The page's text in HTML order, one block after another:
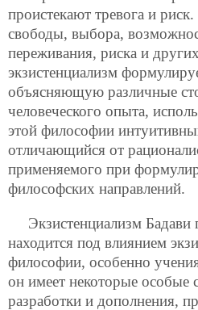
проистекают тревога и
свободы, выбора,
переживания, риска и
экзистенциализм
объясняющую различные
человеческого опыта,
этой философии
отличающийся от
применяемого при
философских направлений.
Экзистенциализм Бадави
находится под влиянием
философии, особенно
он имеет некоторые особые
разработки и дополнения,